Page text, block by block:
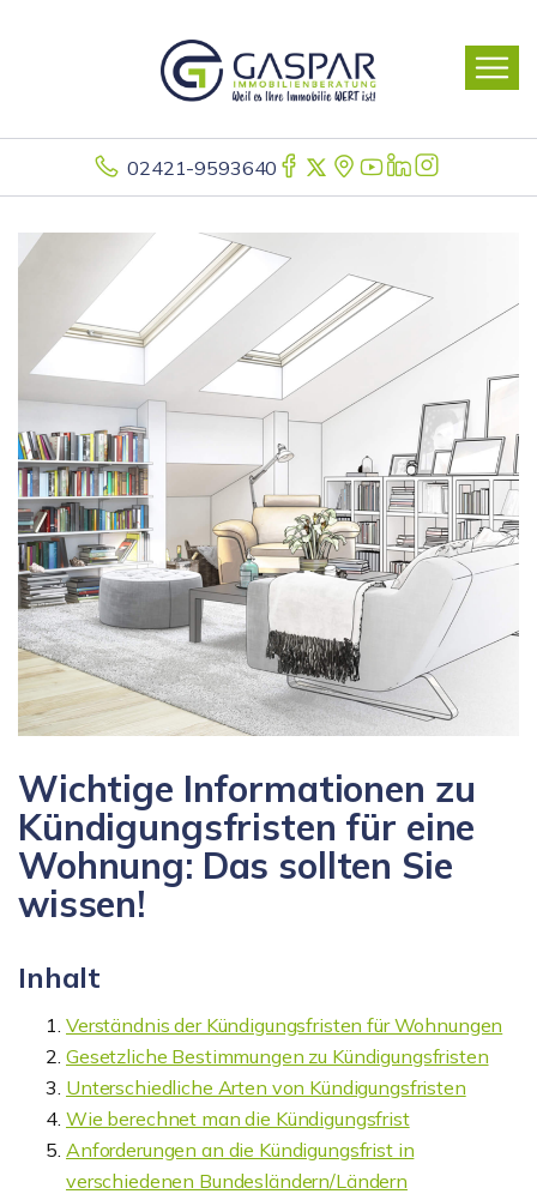
02421-9593640
Wichtige Informationen zu
Kündigungsfristen für eine
Wohnung: Das sollten Sie
wissen!
Inhalt
Verständnis der Kündigungsfristen für Wohnungen
Gesetzliche Bestimmungen zu Kündigungsfristen
Unterschiedliche Arten von Kündigungsfristen
Wie berechnet man die Kündigungsfrist
Anforderungen an die Kündigungsfrist in
verschiedenen Bundesländern/Ländern